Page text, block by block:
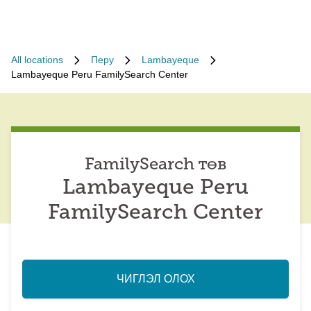
All locations Перу
Lambayeque
Lambayeque Peru FamilySearch Center
FamilySearch төв
Lambayeque Peru
FamilySearch Center
ЧИГЛЭЛ ОЛОХ